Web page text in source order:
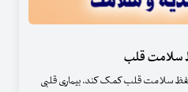
سلامت قلب
سلامت قلب کمک کند. بیماری قلبی